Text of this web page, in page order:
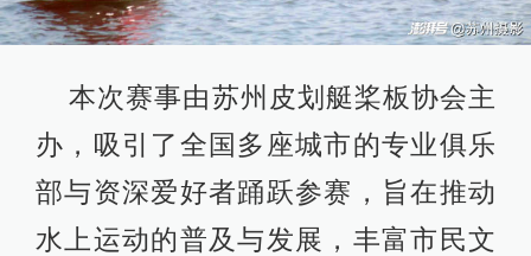
本次赛事由苏州皮划艇桨板协会主
办，吸引了全国多座城市的专业俱乐
部与资深爱好者踊跃参赛，旨在推动
水上运动的普及与发展，丰富市民文